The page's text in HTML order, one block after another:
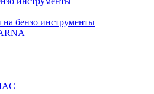
на бензо инструменты